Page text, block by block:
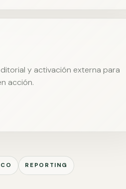
y activación externa para
acción.
REPORTING